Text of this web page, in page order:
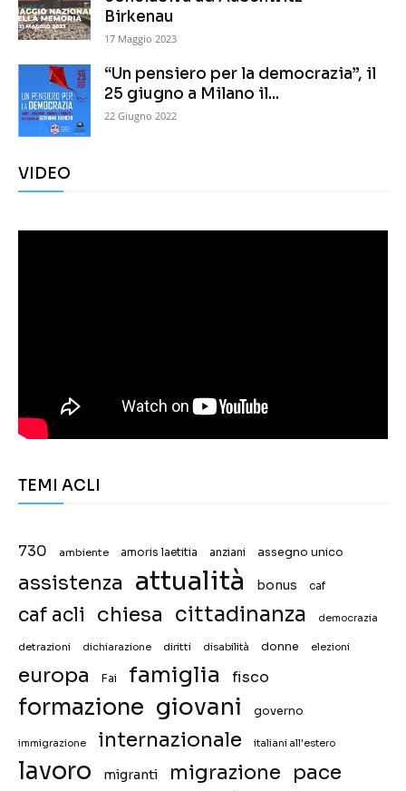
Birkenau
17 Maggio 2023
“Un pensiero per la democrazia”, il
25 giugno a Milano il...
22 Giugno 2022
VIDEO
TEMI ACLI
730 ambiente amoris laetitia anziani assegno unico
assistenza attualità bonus caf
caf acli chiesa cittadinanza democrazia
detrazioni dichiarazione diritti disabilità donne elezioni
europa Fai famiglia fisco
formazione giovani governo
immigrazione internazionale italiani all'estero
lavoro migranti migrazione pace